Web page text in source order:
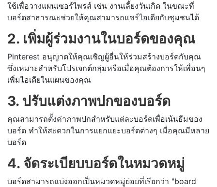
ใช้เพื่อวางแผนเซอร์ไพรส์ เช่น งานเลี้ยงวันเกิด ในขณะที่
บอร์ดสาธารณะช่วยให้คุณสามารถแชร์ไอเดียกับชุมชนได้
2. เพิ่มผู้ร่วมงานในบอร์ดของคุณ
Pinterest อนุญาตให้คุณเชิญผู้อื่นให้ร่วมสร้างบอร์ดกับคุณ
ซึ่งเหมาะสำหรับโปรเจกต์กลุ่มหรือเมื่อคุณต้องการให้เพื่อนๆ
เพิ่มไอเดียในแผนของคุณ
3. ปรับแต่งภาพปกของบอร์ด
คุณสามารถตั้งค่าภาพปกสำหรับแต่ละบอร์ดเพื่อเน้นธีมของ
บอร์ด ทำให้สะดวกในการแยกแยะบอร์ดต่างๆ เมื่อคุณมีหลาย
บอร์ด
4. จัดระเบียบบอร์ดในหมวดหมู่
บอร์ดสามารถแบ่งออกเป็นหมวดหมู่ย่อยที่เรียกว่า "board